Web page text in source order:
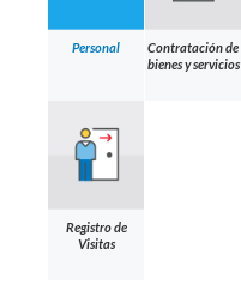
Personal
Contratación de
bienes y servicios
Registro de
Visitas